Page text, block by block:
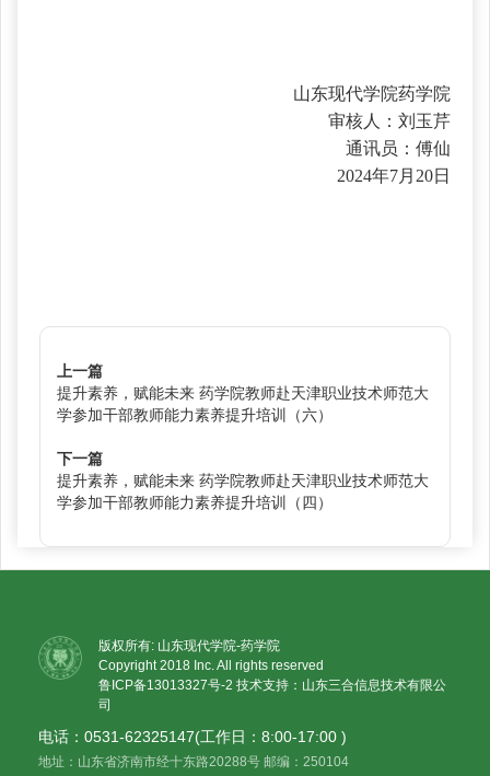
山东现代学院药学院
审核人：刘玉芹
通讯员：傅仙
2024年7月20日
上一篇
提升素养，赋能未来 药学院教师赴天津职业技术师范大
学参加干部教师能力素养提升培训（六）
下一篇
提升素养，赋能未来 药学院教师赴天津职业技术师范大
学参加干部教师能力素养提升培训（四）
版权所有: 山东现代学院-药学院
Copyright 2018 Inc. All rights reserved
鲁ICP备13013327号-2 技术支持：山东三合信息技术有限公
司
电话：0531-62325147(工作日：8:00-17:00 )
地址：山东省济南市经十东路20288号 邮编：250104